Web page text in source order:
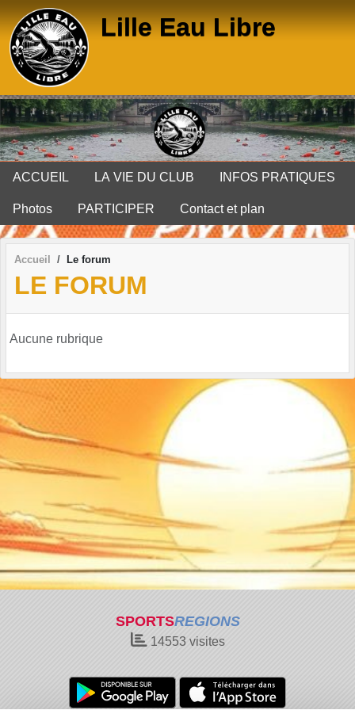
Lille Eau Libre
ACCUEIL LA VIE DU CLUB INFOS PRATIQUES
Photos PARTICIPER Contact et plan
Accueil Le forum
LE FORUM
Aucune rubrique
SPORTSREGIONS
14553visites
Panneau de gestion des cookies